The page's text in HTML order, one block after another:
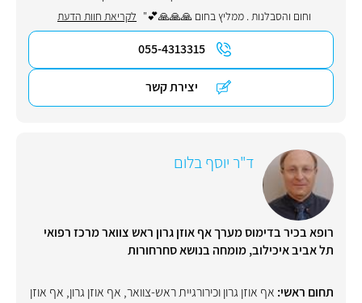
וחום והסבלנות . ממליץ בחום 🙏🙏🙏💕" לקריאת חוות הדעת
055-4313315
יצירת קשר
ד"ר יוסף בלום
רופא בכיר בדימוס מערך אף אוזן גרון ראש צוואר מרכז רפואי
תל אביב איכילוב, מומחה בנושא סחרחורות
תחום ראשי: אף אוזן גרון וכירורגיית ראש-צוואר, אף אוזן גרון, אף אוזן